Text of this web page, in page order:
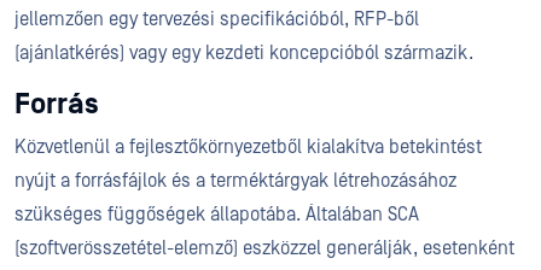
jellemzően egy tervezési specifikációból, RFP-ből
(ajánlatkérés) vagy egy kezdeti koncepcióból származik.
Forrás
Közvetlenül a fejlesztőkörnyezetből kialakítva betekintést
nyújt a forrásfájlok és a terméktárgyak létrehozásához
szükséges függőségek állapotába. Általában SCA
(szoftverösszetétel-elemző) eszközzel generálják, esetenként